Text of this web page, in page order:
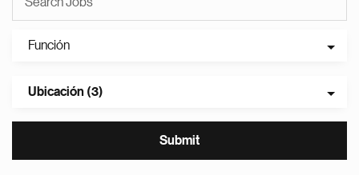
Función
Ubicación (3)